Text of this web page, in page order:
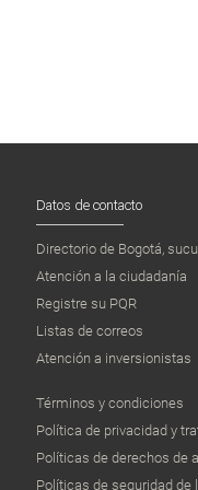
Datos de contacto
Directorio de Bogotá,
Atención a la ciudadanía
Registre su PQR
Listas de correos
Atención a inversionistas
Términos y condiciones
Política de privacidad y
Políticas de derechos de
Políticas de seguridad de